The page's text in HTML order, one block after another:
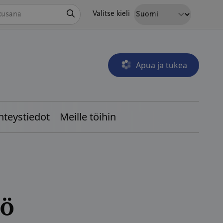
Valitse kieli
Apua ja tukea
Avautuu uudessa
Meille töihin